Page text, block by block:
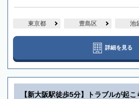
東京都 豊島区 池
詳細を見る
【新大阪駅徒歩5分】トラブルが起